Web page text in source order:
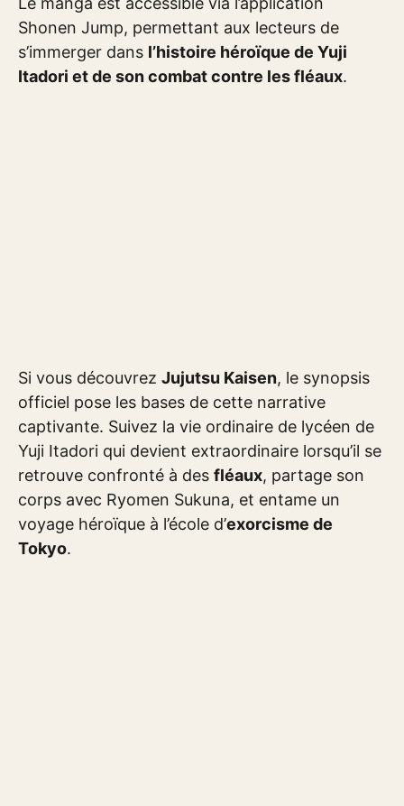
Shonen Jump, permettant aux lecteurs de
s’immerger dans l’histoire héroïque de Yuji
Itadori et de son combat contre les fléaux.
Si vous découvrez Jujutsu Kaisen, le synopsis
officiel pose les bases de cette narrative
captivante. Suivez la vie ordinaire de lycéen de
Yuji Itadori qui devient extraordinaire lorsqu’il se
retrouve confronté à des fléaux, partage son
corps avec Ryomen Sukuna, et entame un
voyage héroïque à l’école d’exorcisme de
Tokyo.